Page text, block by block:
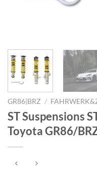
GR86|BRZ /
ST Suspensions
Toyota GR86/